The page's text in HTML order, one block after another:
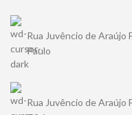
Rua Juvêncio de Araújo
Paulo
Rua Juvêncio de Araújo